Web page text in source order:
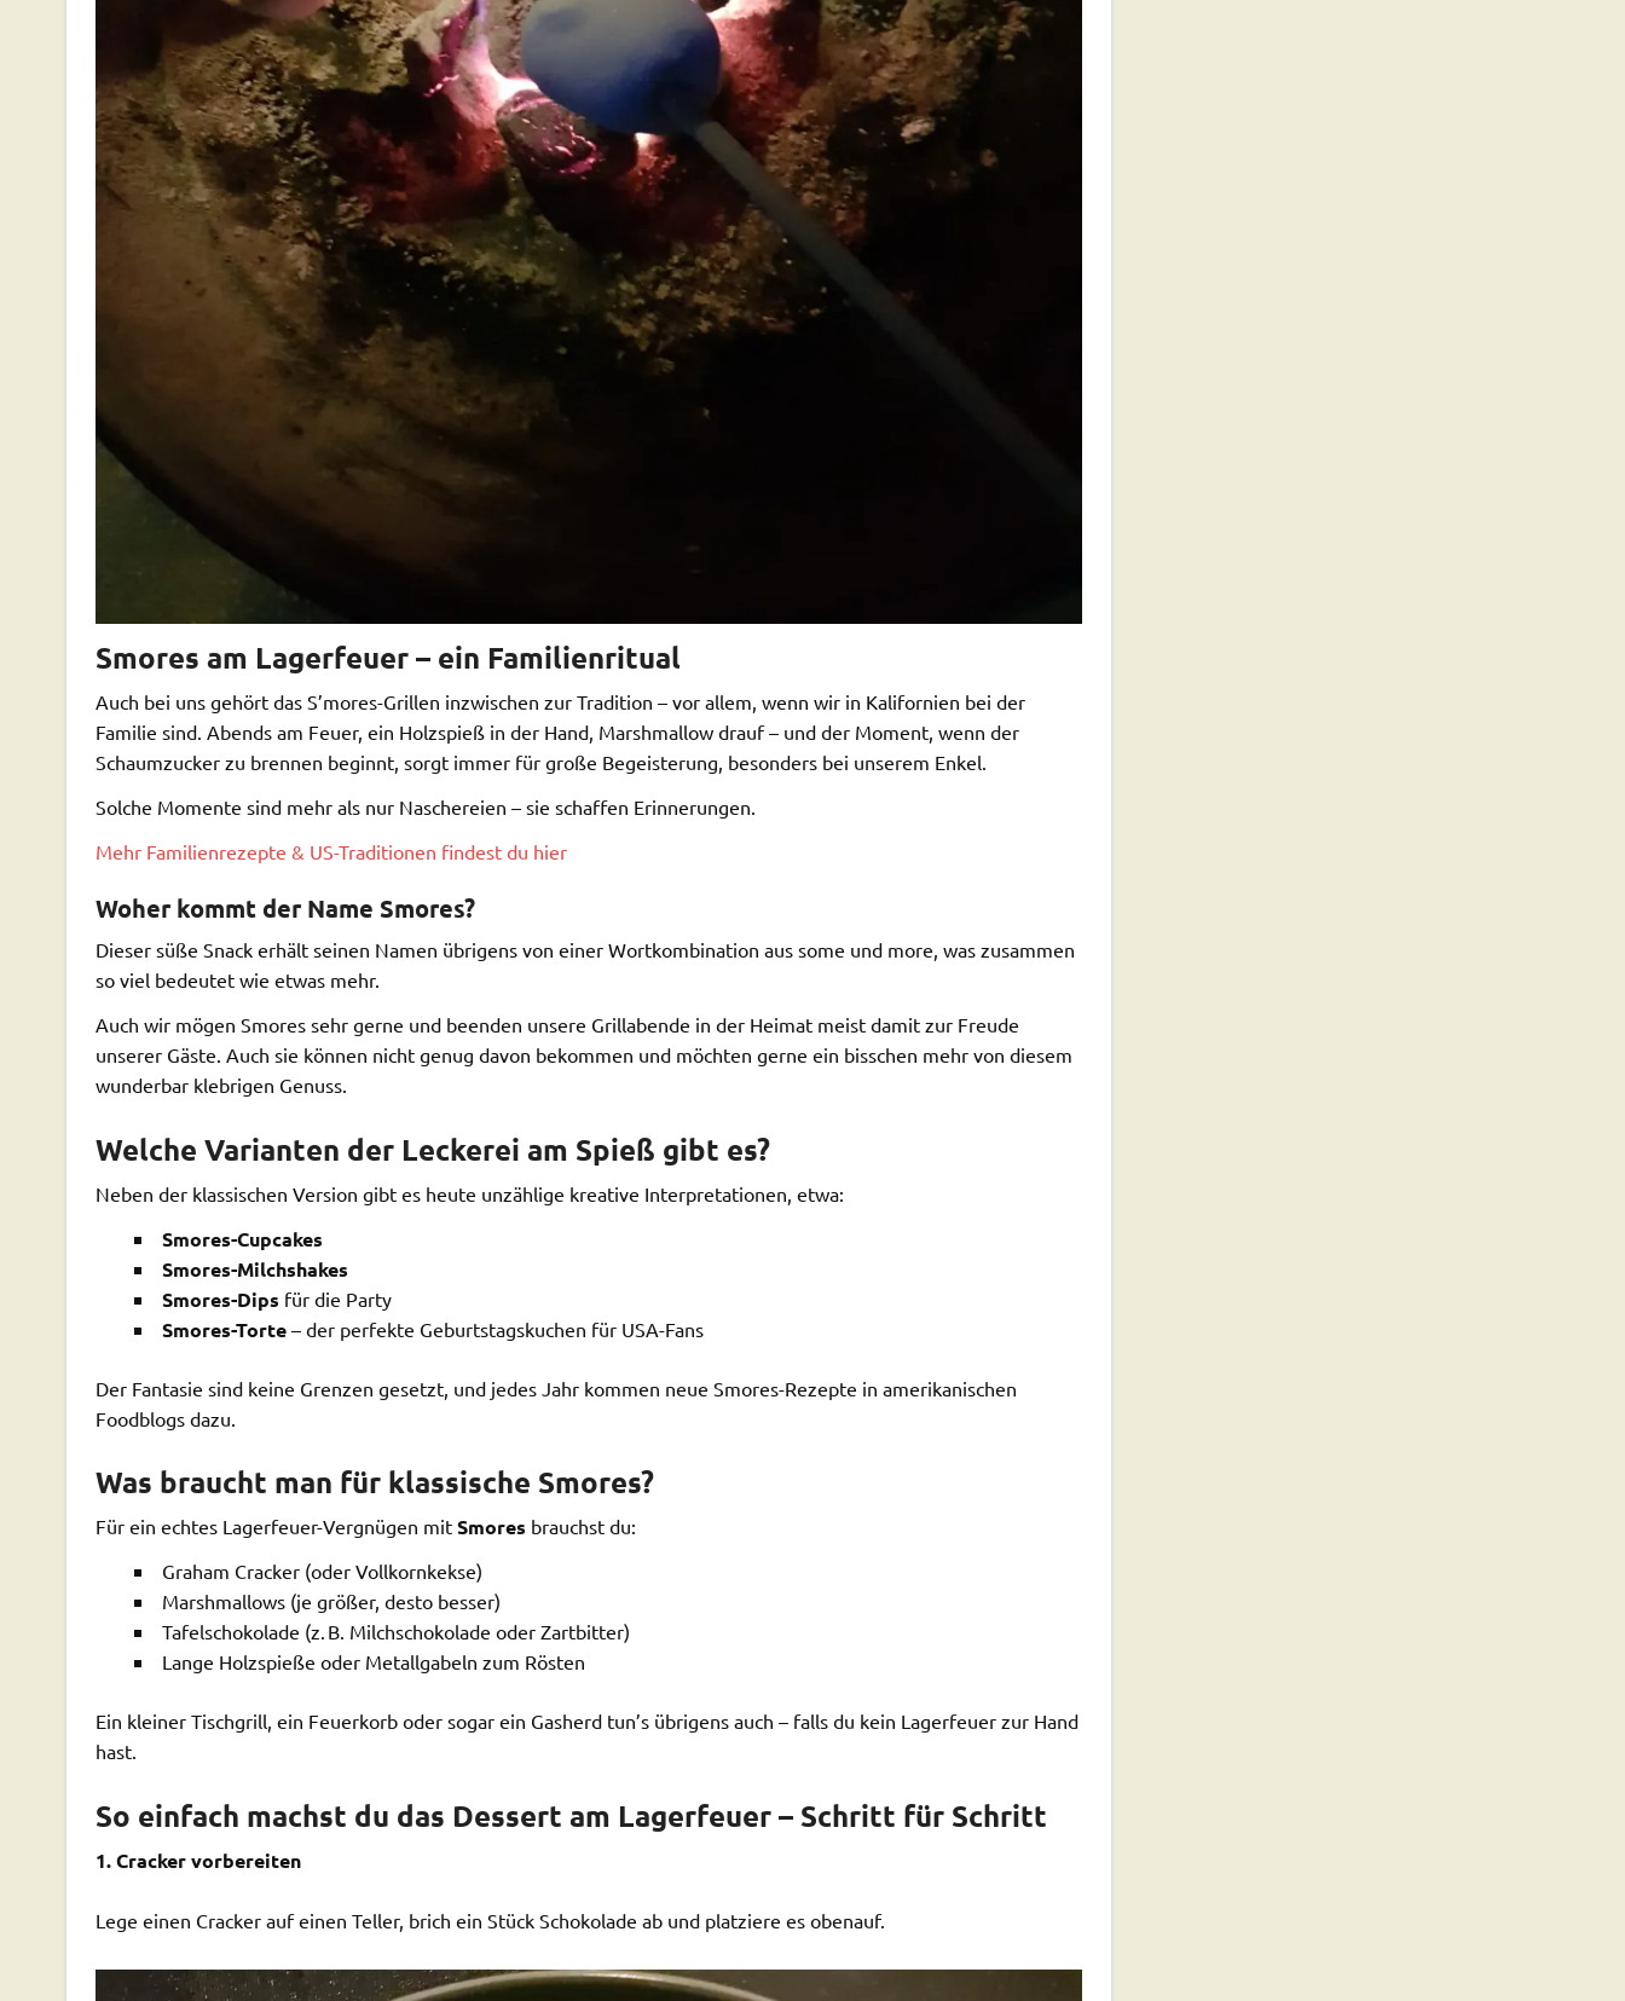
Smores am Lagerfeuer – ein Familienritual
Auch bei uns gehört das S’mores-Grillen inzwischen zur Tradition – vor allem, wenn wir in Kalifornien bei der
Familie sind. Abends am Feuer, ein Holzspieß in der Hand, Marshmallow drauf – und der Moment, wenn der
Schaumzucker zu brennen beginnt, sorgt immer für große Begeisterung, besonders bei unserem Enkel.
Solche Momente sind mehr als nur Naschereien – sie schaffen Erinnerungen.
Mehr Familienrezepte & US-Traditionen findest du hier
Woher kommt der Name Smores?
Dieser süße Snack erhält seinen Namen übrigens von einer Wortkombination aus some und more, was zusammen
so viel bedeutet wie etwas mehr.
Auch wir mögen Smores sehr gerne und beenden unsere Grillabende in der Heimat meist damit zur Freude
unserer Gäste. Auch sie können nicht genug davon bekommen und möchten gerne ein bisschen mehr von diesem
wunderbar klebrigen Genuss.
Welche Varianten der Leckerei am Spieß gibt es?
Neben der klassischen Version gibt es heute unzählige kreative Interpretationen, etwa:
Smores-Cupcakes
Smores-Milchshakes
Smores-Dips für die Party
Smores-Torte– der perfekte Geburtstagskuchen für USA-Fans
Der Fantasie sind keine Grenzen gesetzt, und jedes Jahr kommen neue Smores-Rezepte in amerikanischen
Foodblogs dazu.
Was braucht man für klassische Smores?
Für ein echtes Lagerfeuer-Vergnügen mit Smores brauchst du:
Graham Cracker (oder Vollkornkekse)
Marshmallows (je größer, desto besser)
Tafelschokolade (z. B. Milchschokolade oder Zartbitter)
Lange Holzspieße oder Metallgabeln zum Rösten
Ein kleiner Tischgrill, ein Feuerkorb oder sogar ein Gasherd tun’s übrigens auch – falls du kein Lagerfeuer zur Hand
hast.
So einfach machst du das Dessert am Lagerfeuer – Schritt für Schritt
1. Cracker vorbereiten
Lege einen Cracker auf einen Teller, brich ein Stück Schokolade ab und platziere es obenauf.